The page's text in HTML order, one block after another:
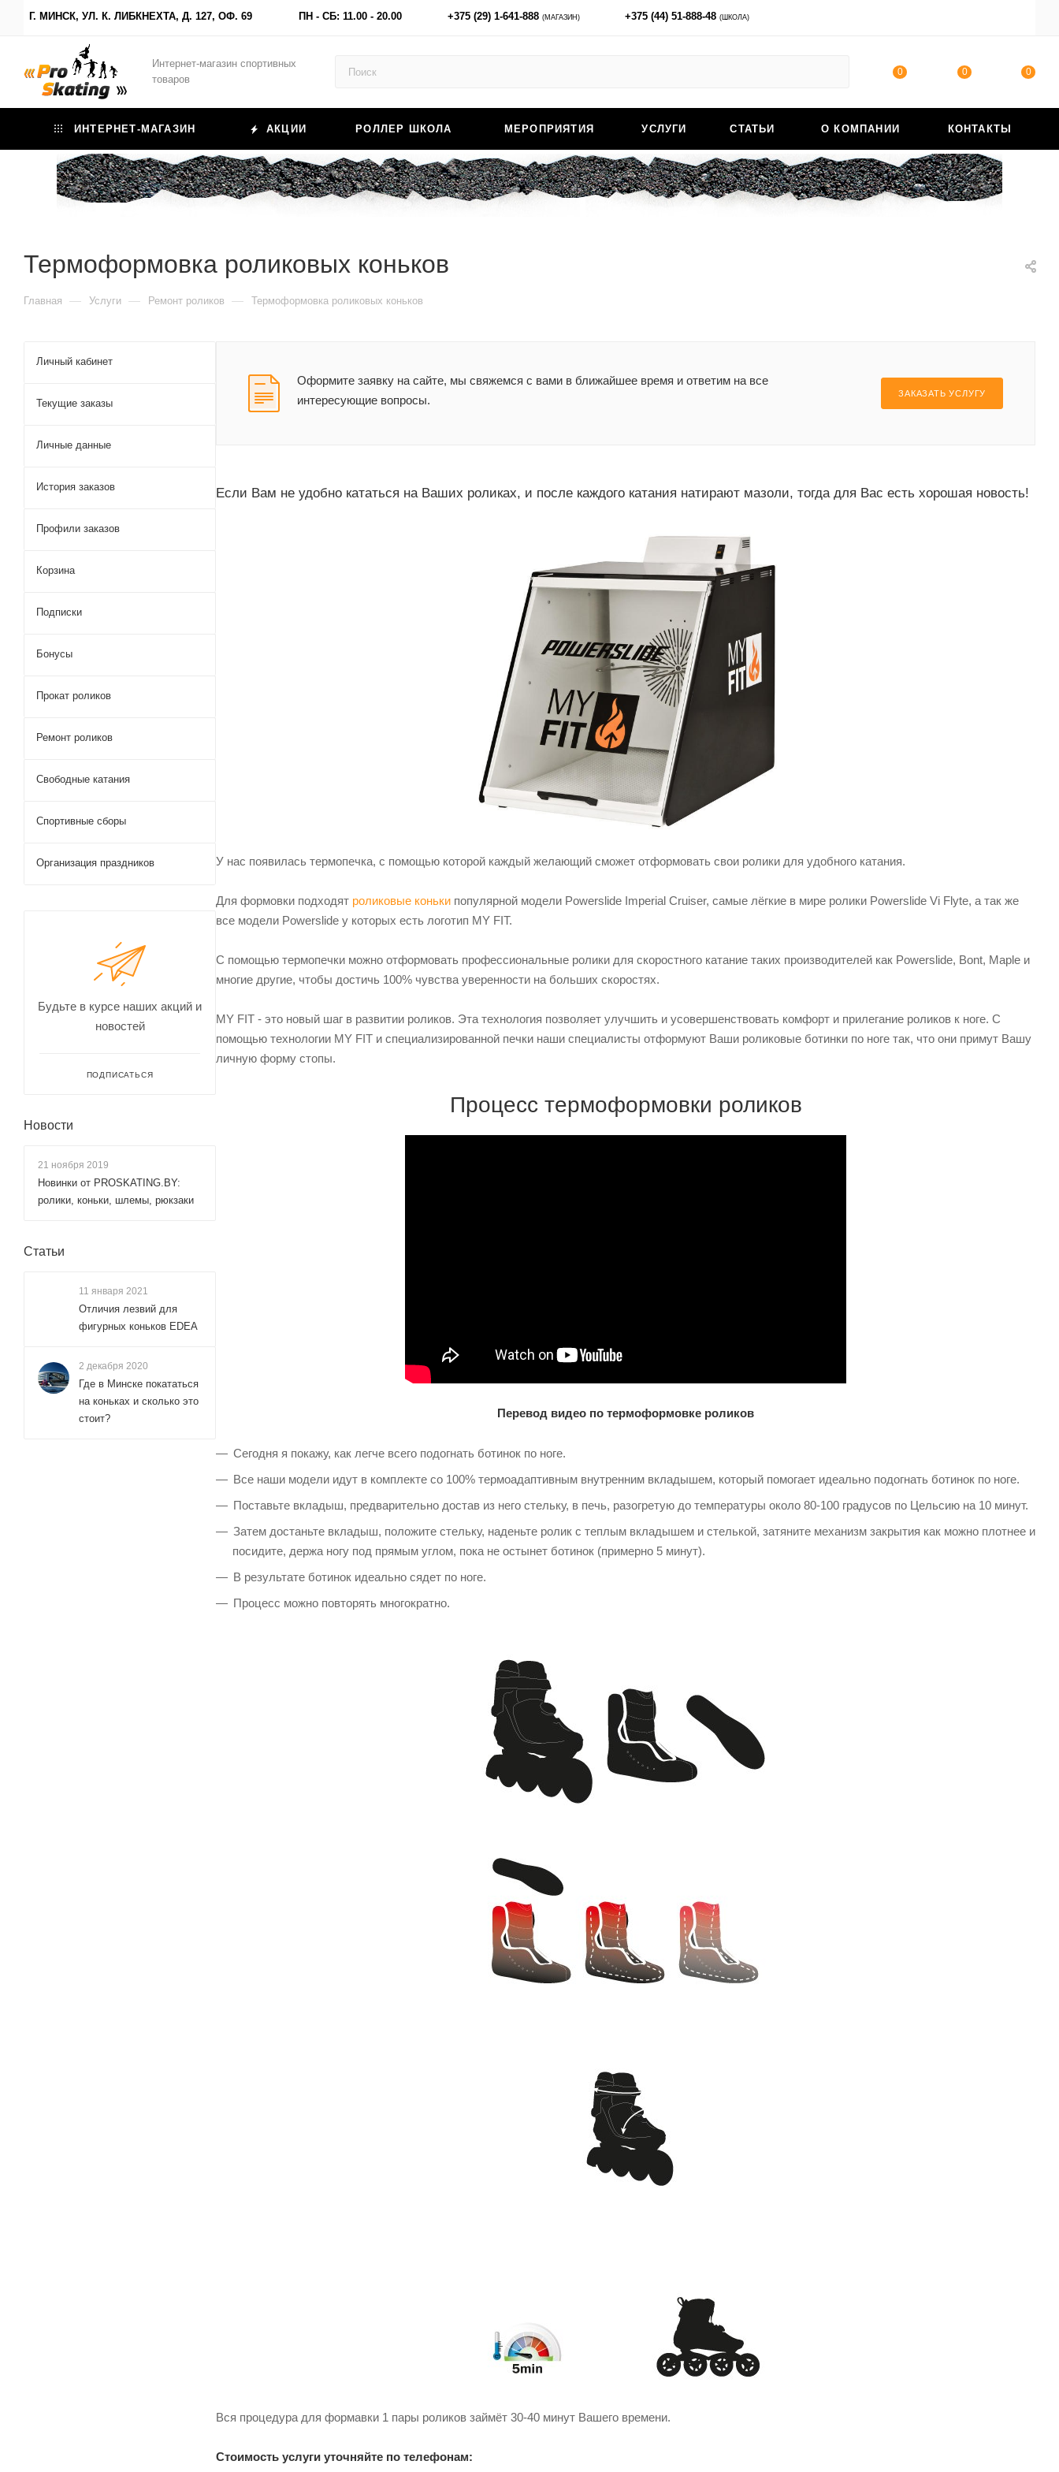
Г. МИНСК, УЛ. К. ЛИБКНЕХТА, Д. 127, ОФ. 69 ПН - СБ: 11.00 - 20.00 +375 (29) 1-641-888 (МАГАЗИН) +375 (44) 51-888-48(ШКОЛА)
Интернет-магазин спортивных
товаров
0 0 0
ИНТЕРНЕТ-МАГАЗИН АКЦИИ РОЛЛЕР ШКОЛА МЕРОПРИЯТИЯ УСЛУГИ СТАТЬИ О КОМПАНИИ КОНТАКТЫ
Термоформовка роликовых коньков
Главная — Услуги — Ремонт роликов — Термоформовка роликовых коньков
Оформите заявку на сайте, мы свяжемся с вами в ближайшее время и ответим на все
интересующие вопросы.
ЗАКАЗАТЬ УСЛУГУ
Если Вам не удобно кататься на Ваших роликах, и после каждого катания натирают мазоли, тогда для Вас есть хорошая новость!
У нас появилась термопечка, с помощью которой каждый желающий сможет отформовать свои ролики для удобного катания.
Для формовки подходят роликовые коньки популярной модели Powerslide Imperial Cruiser, самые лёгкие в мире ролики Powerslide Vi Flyte, а так же
все модели Powerslide у которых есть логотип MY FIT.
С помощью термопечки можно отформовать профессиональные ролики для скоростного катание таких производителей как Powerslide, Bont, Maple и
многие другие, чтобы достичь 100% чувства уверенности на больших скоростях.
MY FIT - это новый шаг в развитии роликов. Эта технология позволяет улучшить и усовершенствовать комфорт и прилегание роликов к ноге. С
помощью технологии MY FIT и специализированной печки наши специалисты отформуют Ваши роликовые ботинки по ноге так, что они примут Вашу
личную форму стопы.
Процесс термоформовки роликов
Перевод видео по термоформовке роликов
Сегодня я покажу, как легче всего подогнать ботинок по ноге.
Все наши модели идут в комплекте со 100% термоадаптивным внутренним вкладышем, который помогает идеально подогнать ботинок по ноге.
Поставьте вкладыш, предварительно достав из него стельку, в печь, разогретую до температуры около 80-100 градусов по Цельсию на 10 минут.
Затем достаньте вкладыш, положите стельку, наденьте ролик с теплым вкладышем и стелькой, затяните механизм закрытия как можно плотнее и
посидите, держа ногу под прямым углом, пока не остынет ботинок (примерно 5 минут).
В результате ботинок идеально сядет по ноге.
Процесс можно повторять многократно.
Вся процедура для формавки 1 пары роликов займёт 30-40 минут Вашего времени.
Стоимость услуги уточняйте по телефонам:
Личный кабинет
Текущие заказы
Личные данные
История заказов
Профили заказов
Корзина
Подписки
Бонусы
Прокат роликов
Ремонт роликов
Свободные катания
Спортивные сборы
Организация праздников
Будьте в курсе наших акций и
новостей
ПОДПИСАТЬСЯ
Новости
21 ноября 2019
Новинки от PROSKATING.BY:
ролики, коньки, шлемы, рюкзаки
Статьи
11 января 2021
Отличия лезвий для
фигурных коньков EDEA
2 декабря 2020
Где в Минске покататься
на коньках и сколько это
стоит?